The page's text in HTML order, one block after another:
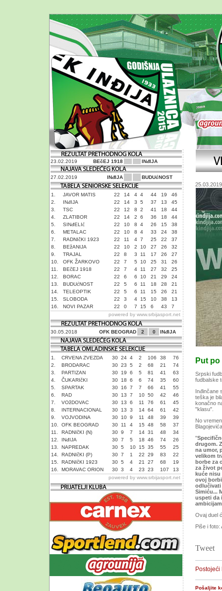
23.02.2019 BEčEJ 1918 INđIJA
27.02.2019 INđIJA BUDUćNOST
1. JAVOR MATIS 22 14 4 4 44 19
46
2.
INđIJA 22 14 3 5 37 13
45
3.
TSC 22 12 8 2 41 18
44
4.
ZLATIBOR 22 14 2 6 36 18
44
5.
SINđELIć 22 10 8 4 26 15
38
6.
METALAC 22 10 8 4 33 24
38
7.
RADNIčKI 1923 22 11 4 7 25 22
37
8.
BEžANIJA 22 10 2 10 27 26
32
9.
TRAJAL 22 8 3 11 17 26
27
10.
OFK ŽARKOVO 22 7 5 10 25 31
26
11.
BEčEJ 1918 22 7 4 11 27 32
25
12.
BORAC 22 6 6 10 21 29
24
13.
BUDUćNOST 22 5 6 11 18 28
21
14.
TELEOPTIK 22 5 6 11 15 26
21
15.
SLOBODA 22 3 4 15 10 38
13
16.
NOVI PAZAR 22 0 7 15 6 43
7
powered by www.srbijasport.net
30.05.2018 OFK BEOGRAD 2 0 INđIJA
1. CRVENA ZVEZDA 30 24 4 2 106 38
76
2.
BRODARAC 30 23 5 2 68 21
74
3.
PARTIZAN 30 19 6 5 81 41
63
4.
ČUKARIčKI 30 18 6 6 74 35
60
5.
SPARTAK 30 16 7 7 66 41
55
6.
RAD 30 13 7 10 50 42
46
7.
VOžDOVAC 30 13 6 11 76 61
45
8.
INTERNACIONAL 30 13 3 14 64 61
42
9.
VOJVODINA 30 10 9 11 48 39
39
10.
OFK BEOGRAD 30 11 4 15 48 58
37
11.
RADNIčKI (N) 30 9 7 14 31 48
34
12.
INđIJA 30 7 5 18 46 74
26
13.
NAPREDAK 30 5 10 15 35 55
25
14.
RADNIčKI (P) 30 7 1 22 29 83
22
15.
RADNIčKI 1923 30 5 4 21 27 68
19
16.
MORAVAC ORION 30 3 4 23 23 107
13
powered by www.srbijasport.net
25.03.2019
Put
Srpski
fudbalske
Inđinčane
teška je
konačno
"klasu".
No
"
drugom.
na umor,
velikom
borbe za
za život
kuće nisu
ovoj
odlučivati
Simiću...
uspeti da
Ovaj duel
Piše i foto:
Tweet
Postojeći
Pošaljite